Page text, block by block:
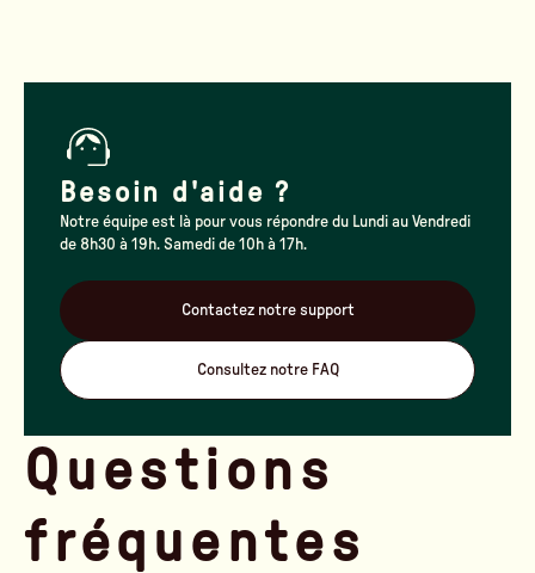
Questions
fréquentes
Besoin d'aide ?
Notre équipe est là pour vous répondre du Lundi au Vendredi
de 8h30 à 19h. Samedi de 10h à 17h.
Contactez notre support
Consultez notre FAQ